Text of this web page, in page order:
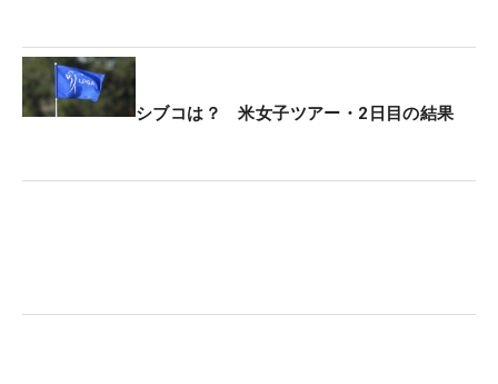
シブコは？ 米女子ツアー・2日目の結果